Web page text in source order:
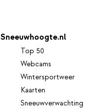
Sneeuwhoogte.nl
Top 50
Webcams
Wintersportweer
Kaarten
Sneeuwverwachting